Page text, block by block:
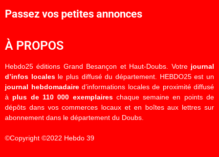
Passez vos petites annonces
À PROPOS
Hebdo25 éditions Grand Besançon et Haut-Doubs. Votre journal
d’infos localesle plus diffusé du département. HEBDO25 est un
journal hebdomadaired’informations locales de proximité diffusé
à plus de 110 000 exemplaireschaque semaine en points de
dépôts dans vos commerces locaux et en boîtes aux lettres sur
abonnement dans le département du Doubs.
©Copyright ©2022 Hebdo 39